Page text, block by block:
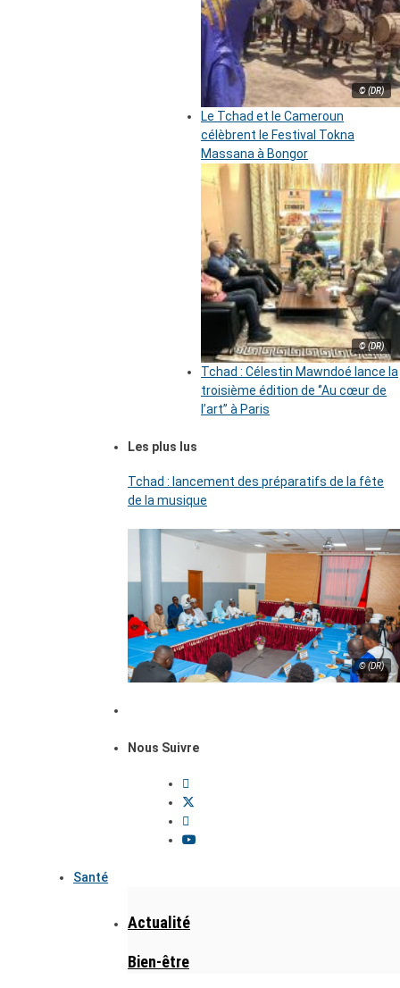
© (DR)
Le Tchad et le Cameroun
célèbrent le Festival Tokna
Massana à Bongor
© (DR)
Tchad : Célestin Mawndoé lance la
troisième édition de ‘’Au cœur de
l’art’’ à Paris
Les plus lus
Tchad : lancement des préparatifs de la fête
de la musique
© (DR)
Nous Suivre
Santé
Actualité
Bien-être